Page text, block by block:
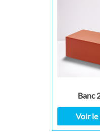
Banc
Voir